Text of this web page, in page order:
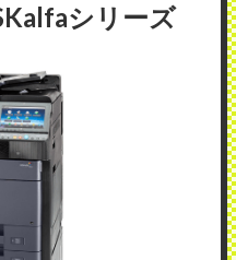
シリーズ